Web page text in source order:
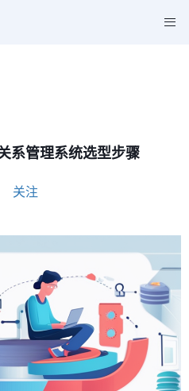
系管理系统选型步骤
关注